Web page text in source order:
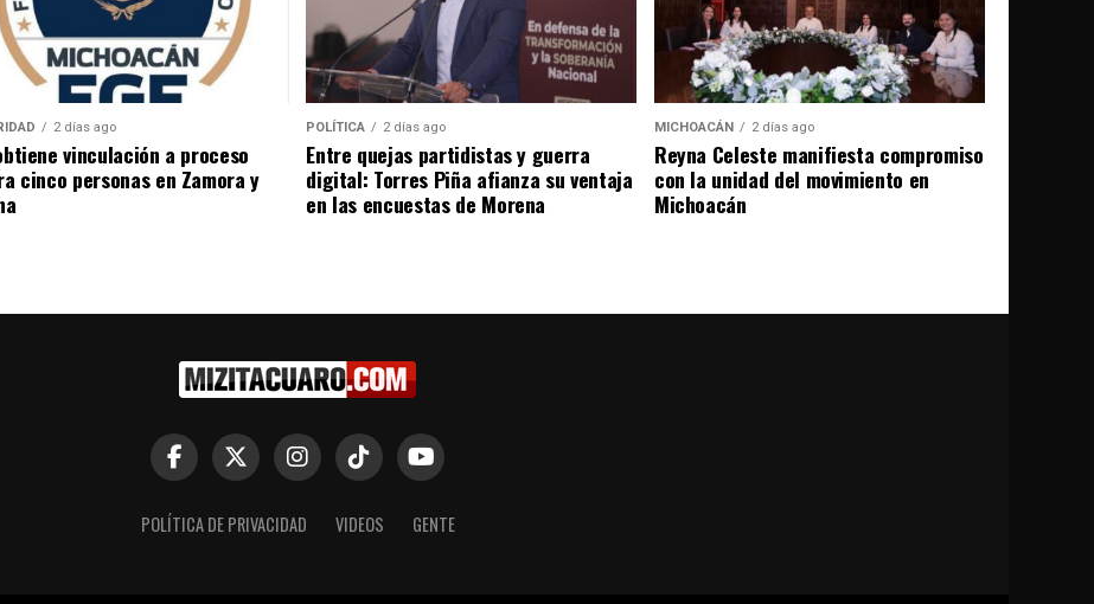
2 días ago
vinculación a proceso
cinco personas en Zamora y
POLÍTICA 2 días ago
Entre quejas partidistas y guerra
digital: Torres Piña afianza su ventaja
en las encuestas de Morena
MICHOACÁN 2 días ago
Reyna Celeste manifiesta compromiso
con la unidad del movimiento en
Michoacán
POLÍTICA DE PRIVACIDAD VIDEOS GENTE